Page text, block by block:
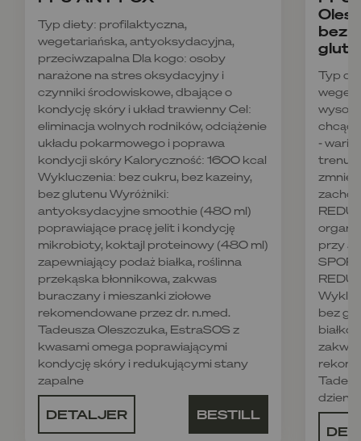
Typ diety: profilaktyczna,
wegetariańska, antyoksydacyjna,
przeciwzapalna Dla kogo: osoby
narażone na stres oksydacyjny i
czynniki środowiskowe, dbające o
kondycję skóry i układ trawienny Cel:
eliminacja wolnych rodników, odciążenie
układu pokarmowego i poprawa
kondycji skóry Kaloryczność: 1600 kcal
Wykluczenia: bez cukru, bez kazeiny,
bez glutenu Wyróżniki:
antyoksydacyjne smoothie (480 ml)
poprawiające pracę jelit i kondycję
mikrobioty, koktajl proteinowy (480 ml)
zapewniający podaż białka, roślinna
przekąska błonnikowa, zakwas
buraczany i mieszanki ziołowe
rekomendowane przez dr. n.med.
Tadeusza Oleszczuka, EstraSOS z
kwasami omega poprawiającymi
kondycję skóry i redukującymi stany
zapalne
DETALJER BESTILL
bez
Typ
-
przy
bez